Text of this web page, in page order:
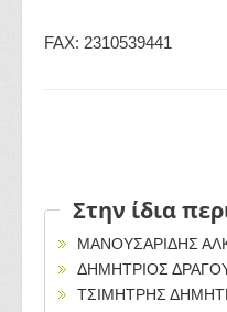
FAX: 2310539441
Στην ίδια
ΜΑΝΟΥΣΑΡΙΔΗΣ
ΔΗΜΗΤΡΙΟΣ
ΤΣΙΜΗΤΡΗΣ